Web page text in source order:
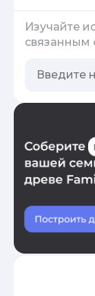
Изучайте
связанным